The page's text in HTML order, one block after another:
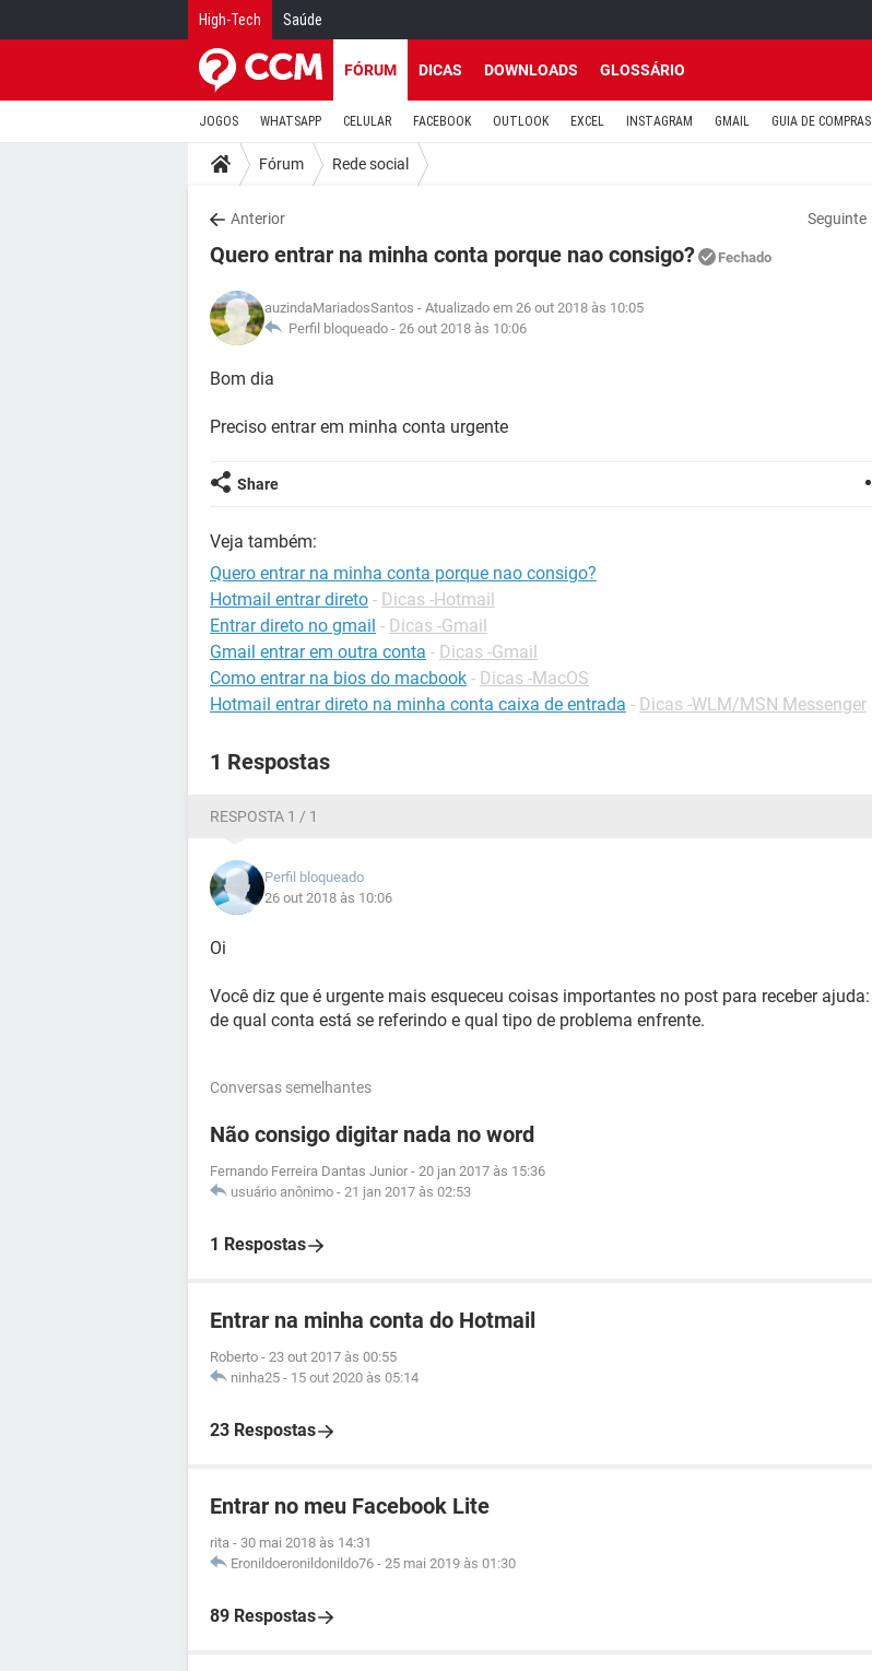
High-Tech Saúde
FÓRUM DICAS DOWNLOADS GLOSSÁRIO
JOGOS WHATSAPP CELULAR FACEBOOK OUTLOOK EXCEL INSTAGRAM GMAIL GUIA DE COMPRAS
Fórum Rede social
Anterior Seguinte
Quero entrar na minha conta porque nao consigo? Fechado
auzindaMariadosSantos - Atualizado em 26 out 2018 às 10:05
Perfil bloqueado - 26 out 2018 às 10:06
Bom dia
Preciso entrar em minha conta urgente
Share
Veja também:
Quero entrar na minha conta porque nao consigo?
Hotmail entrar direto - Dicas -Hotmail
Entrar direto no gmail - Dicas -Gmail
Gmail entrar em outra conta - Dicas -Gmail
Como entrar na bios do macbook - Dicas -MacOS
Hotmail entrar direto na minha conta caixa de entrada - Dicas -WLM/MSN Messenger
1 Respostas
RESPOSTA 1 / 1
Perfil bloqueado
26 out 2018 às 10:06
Oi
Você diz que é urgente mais esqueceu coisas importantes no post para receber ajuda:
de qual conta está se referindo e qual tipo de problema enfrente.
Conversas semelhantes
Não consigo digitar nada no word
Fernando Ferreira Dantas Junior - 20 jan 2017 às 15:36
usuário anônimo - 21 jan 2017 às 02:53
1 Respostas
Entrar na minha conta do Hotmail
Roberto - 23 out 2017 às 00:55
ninha25 - 15 out 2020 às 05:14
23 Respostas
Entrar no meu Facebook Lite
rita - 30 mai 2018 às 14:31
Eronildoeronildonildo76 - 25 mai 2019 às 01:30
89 Respostas